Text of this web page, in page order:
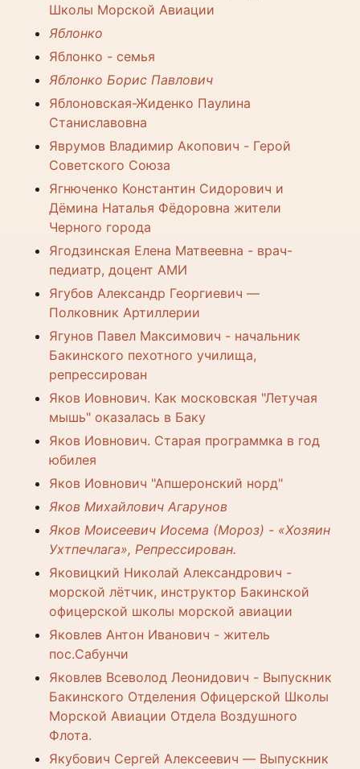
Школы Морской Авиации
Яблонко
Яблонко - семья
Яблонко Борис Павлович
Яблоновская-Жиденко Паулина
Станиславовна
Яврумов Владимир Акопович - Герой
Советского Союза
Ягнюченко Константин Сидорович и
Дёмина Наталья Фёдоровна жители
Черного города
Ягодзинская Елена Матвеевна - врач-
педиатр, доцент АМИ
Ягубов Александр Георгиевич —
Полковник Артиллерии
Ягунов Павел Максимович - начальник
Бакинского пехотного училища,
репрессирован
Яков Иовнович. Как московская "Летучая
мышь" оказалась в Баку
Яков Иовнович. Старая программка в год
юбилея
Яков Иовнович "Апшеронский норд"
Яков Михайлович Агарунов
Яков Моисеевич Иосема (Мороз) - «Хозяин
Ухтпечлага», Репрессирован.
Яковицкий Николай Александрович -
морской лётчик, инструктор Бакинской
офицерской школы морской авиации
Яковлев Антон Иванович - житель
пос.Сабунчи
Яковлев Всеволод Леонидович - Выпускник
Бакинского Отделения Офицерской Школы
Морской Авиации Отдела Воздушного
Флота.
Якубович Сергей Алексеевич — Выпускник